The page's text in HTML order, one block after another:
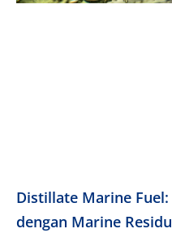
Distillate Marine
dengan Marine